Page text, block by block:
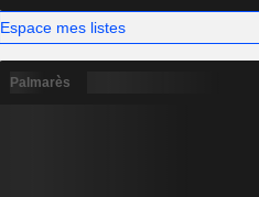
Espace mes listes
Palmarès